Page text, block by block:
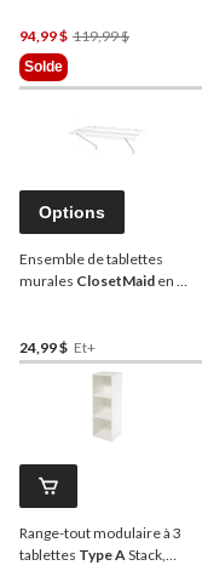
94,99 $ 119,99 $Prix
119,99 $
Solde
Options
Ensemble de tablettes
murales ClosetMaid en fil
variées
24,99 $ Et+
Range-tout modulaire à 3
tablettes Type AStack,